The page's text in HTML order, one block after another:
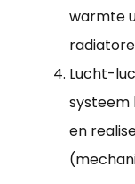
warmte
Lucht-
systeem
en